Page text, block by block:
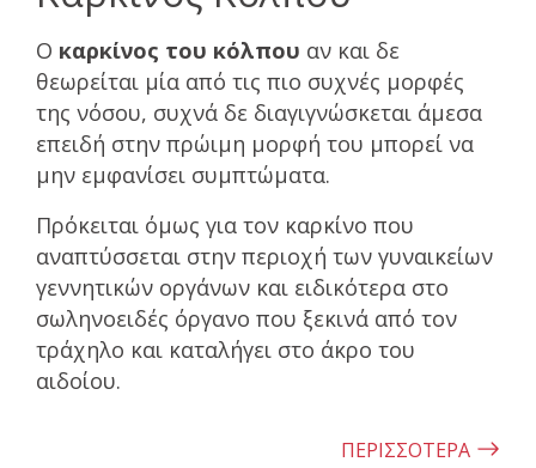
Ο καρκίνος του κόλπου αν και δε
θεωρείται μία από τις πιο συχνές μορφές
της νόσου, συχνά δε διαγιγνώσκεται άμεσα
επειδή στην πρώιμη μορφή του μπορεί να
μην εμφανίσει συμπτώματα.
Πρόκειται όμως για τον καρκίνο που
αναπτύσσεται στην περιοχή των γυναικείων
γεννητικών οργάνων και ειδικότερα στο
σωληνοειδές όργανο που ξεκινά από τον
τράχηλο και καταλήγει στο άκρο του
αιδοίου.
ΠΕΡΙΣΣΟΤΕΡΑ